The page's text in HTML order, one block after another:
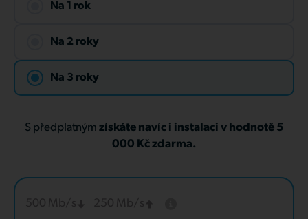
Na 1 rok
Na 2 roky
Na 3 roky
S předplatným získáte navíc i instalaci v hodnotě 5
000 Kč zdarma.